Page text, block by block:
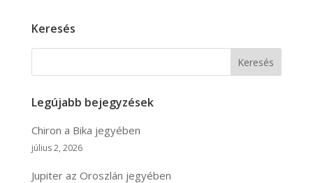
Keresés
Keresés
Legújabb bejegyzések
Chiron a Bika jegyében
július 2, 2026
Jupiter az Oroszlán jegyében